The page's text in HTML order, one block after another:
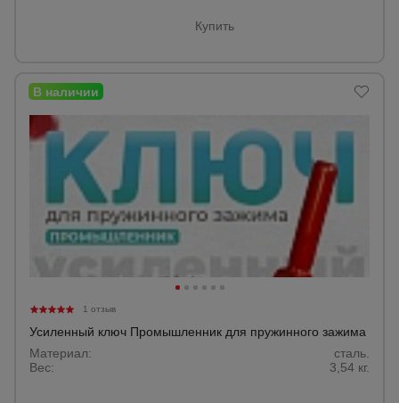
Купить
1 отзыв
Усиленный ключ Промышленник для пружинного зажима
Материал:
сталь.
Вес:
3,54 кг.